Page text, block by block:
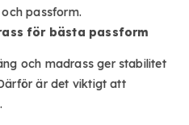
passform.
för bästa passform
och madrass ger stabilitet
är det viktigt att